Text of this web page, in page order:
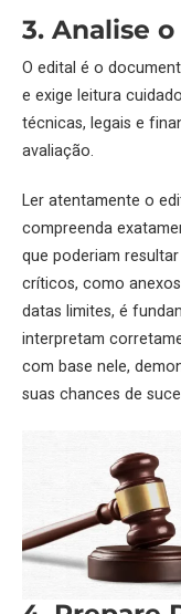
3. Analise
O edital é o
e exige leitura
técnicas, legais e
avaliação.
Ler atentamente o
compreenda
que poderiam
críticos, como
datas limites, é
interpretam
com base nele,
suas chances de